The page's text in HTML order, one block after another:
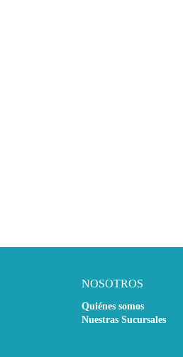
NOSOTROS
Quiénes somos
Nuestras Sucursales